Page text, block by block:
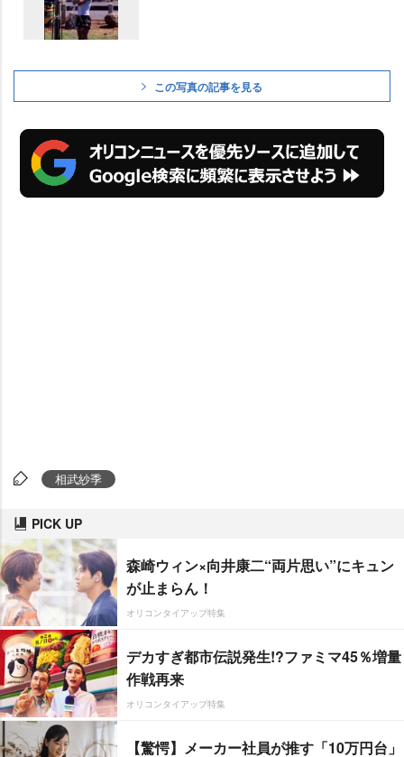
この写真の記事を見る
相武紗季
PICK UP
森崎ウィン×向井康二“両片思い”にキュン
が止まらん！
オリコンタイアップ特集
デカすぎ都市伝説発生!?ファミマ45％増量
作戦再来
オリコンタイアップ特集
【驚愕】メーカー社員が推す「10万円台」